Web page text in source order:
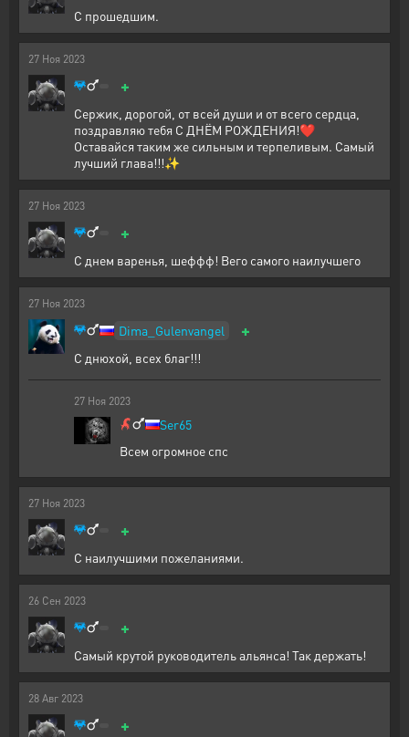
С прошедшим.
27 Ноя 2023
+
Сержик, дорогой, от всей души и от всего сердца,
поздравляю тебя С ДНЁМ РОЖДЕНИЯ!❤️
Оставайся таким же сильным и терпеливым. Самый
лучший глава!!!✨
27 Ноя 2023
+
С днем варенья, шеффф! Вего самого наилучшего
27 Ноя 2023
Dima_Gulenvangel +
С днюхой, всех благ!!!
27 Ноя 2023
Ser65
Всем огромное спс
27 Ноя 2023
+
С наилучшими пожеланиями.
26 Сен 2023
+
Самый крутой руководитель альянса! Так держать!
28 Авг 2023
+